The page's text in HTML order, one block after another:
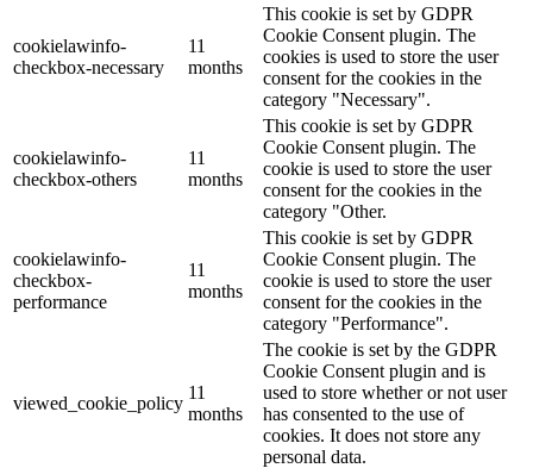
cookielawinfo-
checkbox-necessary
11
months
This cookie is set by GDPR
Cookie Consent plugin. The
cookies is used to store the user
consent for the cookies in the
category "Necessary".
cookielawinfo-
checkbox-others
11
months
This cookie is set by GDPR
Cookie Consent plugin. The
cookie is used to store the user
consent for the cookies in the
category "Other.
cookielawinfo-
checkbox-
performance
11
months
This cookie is set by GDPR
Cookie Consent plugin. The
cookie is used to store the user
consent for the cookies in the
category "Performance".
viewed_cookie_policy
11
months
The cookie is set by the GDPR
Cookie Consent plugin and is
used to store whether or not user
has consented to the use of
cookies. It does not store any
personal data.